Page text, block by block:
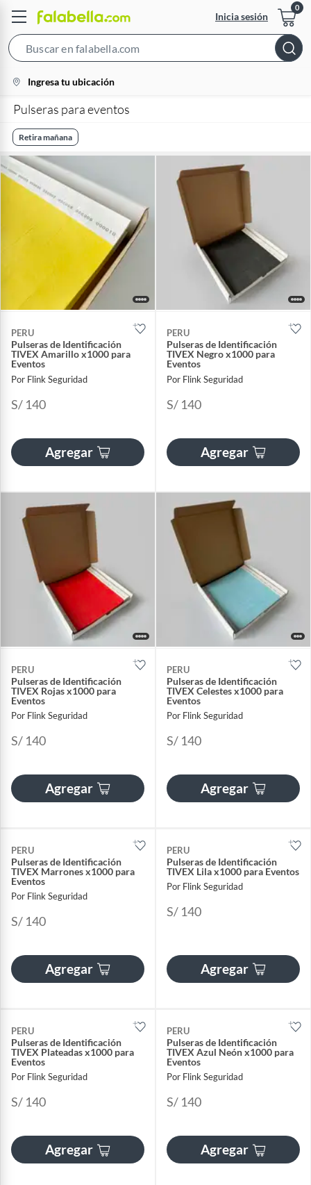
Inicia sesión
Bar
location-
icon
Ingresa tu ubicación
Pulseras para eventos
Retira mañana
PERU
Pulseras de Identificación
TIVEX Amarillo x1000 para
Eventos
Por Flink Seguridad
S/ 140
Agregar
PERU
Pulseras de Identificación
TIVEX Negro x1000 para
Eventos
Por Flink Seguridad
S/ 140
Agregar
PERU
Pulseras de Identificación
TIVEX Rojas x1000 para
Eventos
Por Flink Seguridad
S/ 140
Agregar
PERU
Pulseras de Identificación
TIVEX Celestes x1000 para
Eventos
Por Flink Seguridad
S/ 140
Agregar
PERU
Pulseras de Identificación
TIVEX Marrones x1000 para
Eventos
Por Flink Seguridad
S/ 140
Agregar
PERU
Pulseras de Identificación
TIVEX Lila x1000 para Eventos
Por Flink Seguridad
S/ 140
Agregar
PERU
Pulseras de Identificación
TIVEX Plateadas x1000 para
Eventos
Por Flink Seguridad
S/ 140
Agregar
PERU
Pulseras de Identificación
TIVEX Azul Neón x1000 para
Eventos
Por Flink Seguridad
S/ 140
Agregar